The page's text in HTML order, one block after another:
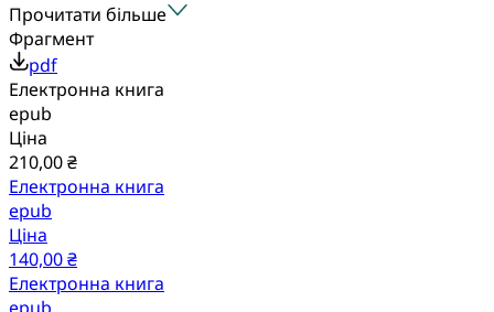
Прочитати більше
Фрагмент
pdf
Електронна книга
epub
Ціна
210,00 ₴
Електронна книга
epub
Ціна
140,00 ₴
Електронна книга